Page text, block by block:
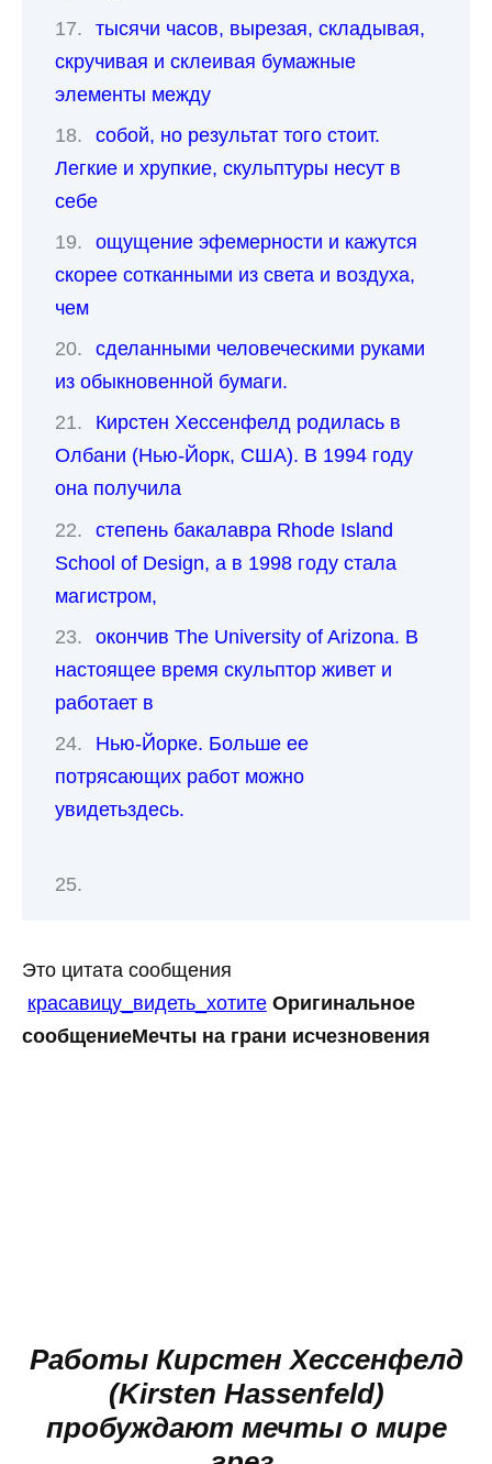
тысячи часов, вырезая, складывая,
скручивая и склеивая бумажные
элементы между
собой, но результат того стоит.
Легкие и хрупкие, скульптуры несут в
себе
ощущение эфемерности и кажутся
скорее сотканными из света и воздуха,
чем
сделанными человеческими руками
из обыкновенной бумаги.
Кирстен Хессенфелд родилась в
Олбани (Нью-Йорк, США). В 1994 году
она получила
степень бакалавра Rhode Island
School of Design, а в 1998 году стала
магистром,
окончив The University of Arizona. В
настоящее время скульптор живет и
работает в
Нью-Йорке. Больше ее
потрясающих работ можно
увидетьздесь.
Это цитата сообщения
красавицу_видеть_хотите Оригинальное
сообщениеМечты на грани исчезновения
Работы Кирстен Хессенфелд
(Kirsten Hassenfeld)
пробуждают мечты о мире